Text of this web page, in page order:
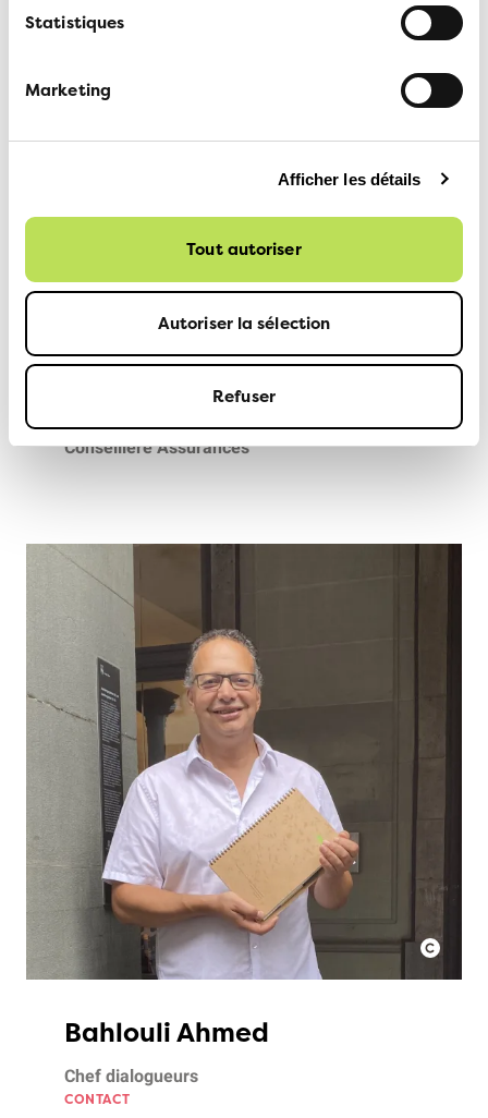
Statistiques
Marketing
Afficher les détails
Tout autoriser
Autoriser la sélection
Refuser
Annemarie Prestel
Conseillère Assurances
Bahlouli Ahmed
Chef dialogueurs
CONTACT